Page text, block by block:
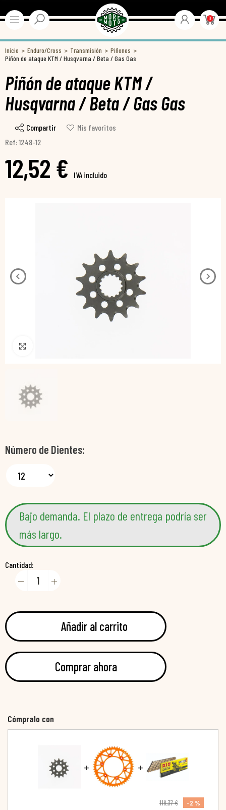
0
Inicio Enduro/Cross Transmisión
Piñones
Piñón de ataque KTM / Husqvarna / Beta / Gas Gas
Piñón de ataque KTM /
Husqvarna / Beta / Gas Gas
Compartir
Mis favoritos
Ref: 1248-12
12,52 € IVA incluido
Número de Dientes
Bajo demanda. El plazo de entrega podría ser
más largo.
Cantidad:
Añadir al carrito
Comprar ahora
Cómpralo con
+ +
118,37 €
-2 %